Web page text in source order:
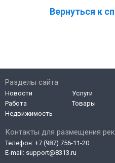
Вернуться к
Контакты для размещения
Телефон: +7 (987) 756-11-20
E-mail: support@8313.ru
Разделы сайта
Новости
Работа
Недвижимость
Услуги
Товары